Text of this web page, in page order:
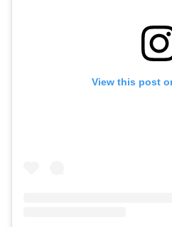
View this post